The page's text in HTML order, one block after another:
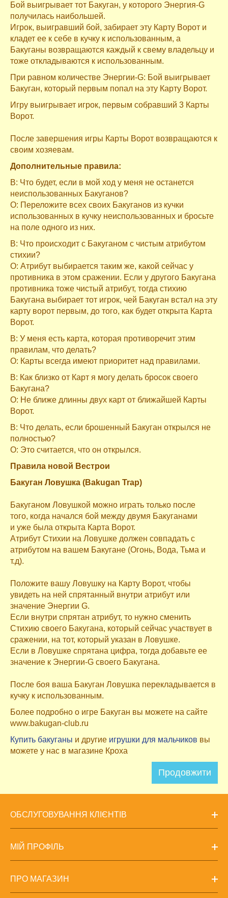
Бой выигрывает тот Бакуган, у которого Энергия-G
получилась наибольшей.
Игрок, выигравший бой, забирает эту Карту Ворот и
кладет ее к себе в кучку к использованным, а
Бакуганы возвращаются каждый к свему владельцу и
тоже откладываются к использованным.
При равном количестве Энергии-G: Бой выигрывает
Бакуган, который первым попал на эту Карту Ворот.
Игру выигрывает игрок, первым собравший 3 Карты
Ворот.
После завершения игры Карты Ворот возвращаются к
своим хозяевам.
Дополнительные правила:
В: Что будет, если в мой ход у меня не останется
неиспользованных Бакуганов?
О: Переложите всех своих Бакуганов из кучки
использованных в кучку неиспользованных и бросьте
на поле одного из них.
В: Что происходит с Бакуганом с чистым атрибутом
стихии?
О: Атрибут выбирается таким же, какой сейчас у
противника в этом сражении. Если у другого Бакугана
противника тоже чистый атрибут, тогда стихию
Бакугана выбирает тот игрок, чей Бакуган встал на эту
карту ворот первым, до того, как будет открыта Карта
Ворот.
В: У меня есть карта, которая противоречит этим
правилам, что делать?
О: Карты всегда имеют приоритет над правилами.
В: Как близко от Карт я могу делать бросок своего
Бакугана?
О: Не ближе длинны двух карт от ближайшей Карты
Ворот.
В: Что делать, если брошенный Бакуган открылся не
полностью?
О: Это считается, что он открылся.
Правила новой Вестрои
Бакуган Ловушка (Bakugan Trap)
Бакуганом Ловушкой можно играть только после
того, когда начался бой между двумя Бакуганами
и уже была открыта Карта Ворот.
Атрибут Cтихии на Ловушке должен совпадать с
атрибутом на вашем Бакугане (Огонь, Вода, Тьма и
т.д).
Положите вашу Ловушку на Карту Ворот, чтобы
увидеть на ней спрятанный внутри атрибут или
значение Энергии G.
Если внутри спрятан атрибут, то нужно сменить
Стихию своего Бакугана, который сейчас участвует в
сражении, на тот, который указан в Ловушке.
Если в Ловушке спрятана цифра, тогда добавьте ее
значение к Энергии-G своего Бакугана.
После боя ваша Бакуган Ловушка перекладывается в
кучку к использованным.
Более подробно о игре Бакуган вы можете на сайте
www.bakugan-club.ru
Купить бакуганы и другие игрушки для мальчиков вы
можете у нас в магазине Кроха
Продовжити
ОБСЛУГОВУВАННЯ КЛІЄНТІВ
МІЙ ПРОФІЛЬ
ПРО МАГАЗИН